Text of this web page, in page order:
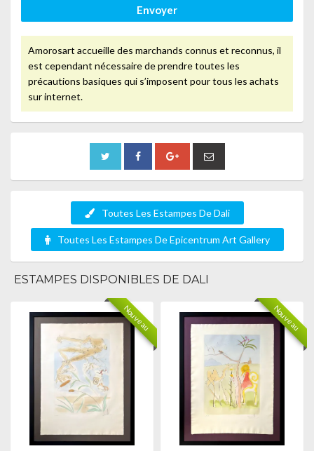
Envoyer
Amorosart accueille des marchands connus et reconnus, il
est cependant nécessaire de prendre toutes les
précautions basiques qui s’imposent pour tous les achats
sur internet.
Toutes Les Estampes De Dali
Toutes Les Estampes De Epicentrum Art Gallery
ESTAMPES DISPONIBLES DE DALI
Nouveau Nouveau